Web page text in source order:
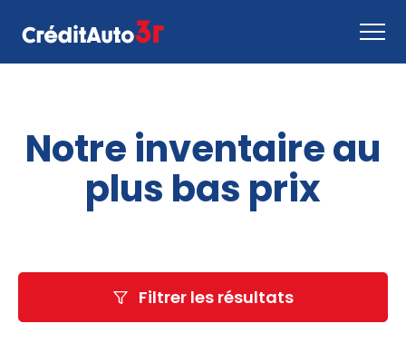
Comment ça marche
Nous joindre
Inventaire
Notre inventaire au
plus bas prix
Filtrer les résultats